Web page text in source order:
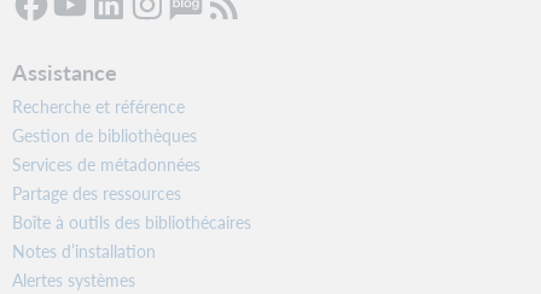
Assistance
Recherche et référence
Gestion de bibliothèques
Services de métadonnées
Partage des ressources
Boîte à outils des bibliothécaires
Notes d’installation
Alertes systèmes